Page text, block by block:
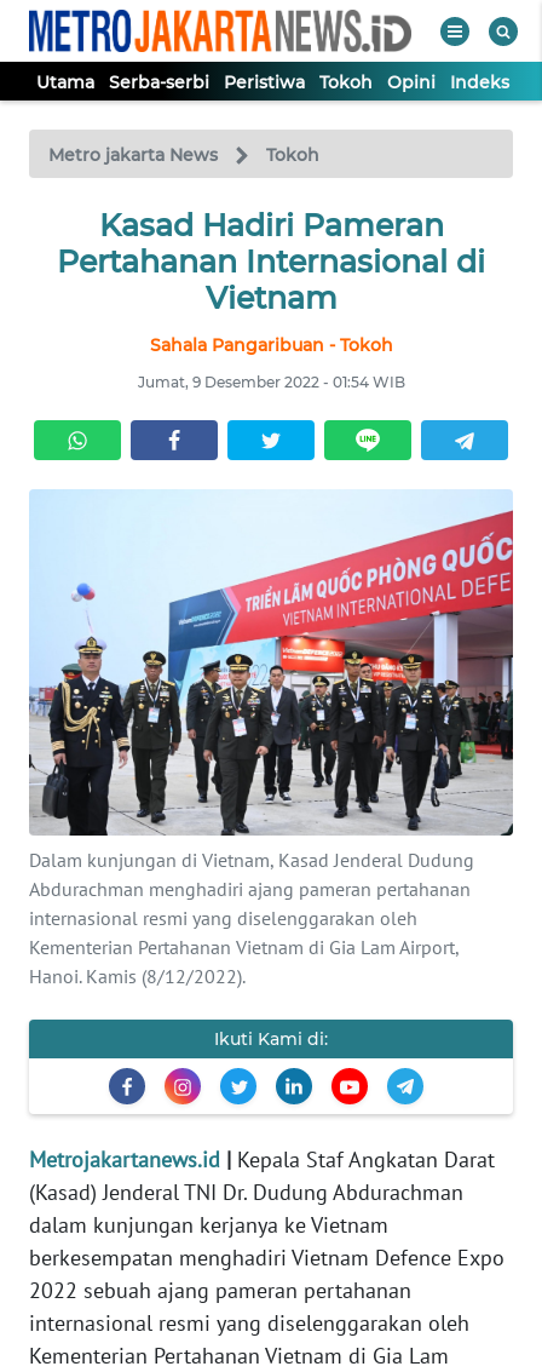
Utama Serba-serbi Peristiwa Tokoh Opini Indeks
Metro jakarta News Tokoh
Kasad Hadiri Pameran
Pertahanan Internasional di
Vietnam
Sahala Pangaribuan - Tokoh
Jumat, 9 Desember 2022 - 01:54 WIB
Dalam kunjungan di Vietnam, Kasad Jenderal Dudung
Abdurachman menghadiri ajang pameran pertahanan
internasional resmi yang diselenggarakan oleh
Kementerian Pertahanan Vietnam di Gia Lam Airport,
Hanoi. Kamis (8/12/2022).
Ikuti Kami di:
Metrojakartanews.id | Kepala Staf Angkatan Darat
(Kasad) Jenderal TNI Dr. Dudung Abdurachman
dalam kunjungan kerjanya ke Vietnam
berkesempatan menghadiri Vietnam Defence Expo
2022 sebuah ajang pameran pertahanan
internasional resmi yang diselenggarakan oleh
Kementerian Pertahanan Vietnam di Gia Lam
TV
Tutup
TOKOH
Informasi
INDEKS
BERITA
KONTAK
KAMI
INFO
IKLAN
KAMI
MEDIA
REDAKSI
KARIR
DISCLAIMER
Wahana
News
Regional